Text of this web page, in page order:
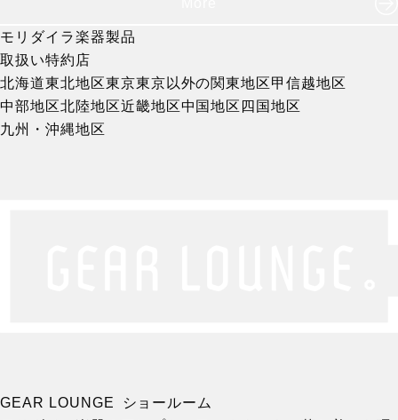
モリダイラ楽器製品
取扱い特約店
北海道東北地区東京東京以外の関東地区甲信越地区
中部地区北陸地区近畿地区中国地区 四国地区
九州・沖縄地区
GEAR LOUNGE ショールーム